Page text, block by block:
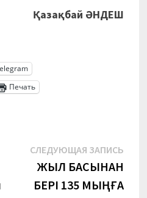
Қазақбай ӘНДЕШ
Печать
СЛЕДУЮЩАЯ ЗАПИСЬ
ЖЫЛ БАСЫНАН
БЕРІ 135 МЫҢҒА